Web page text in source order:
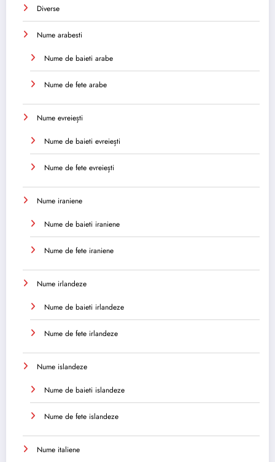
Diverse
Nume arabesti
Nume de baieti arabe
Nume de fete arabe
Nume evreiești
Nume de baieti evreiești
Nume de fete evreiești
Nume iraniene
Nume de baieti iraniene
Nume de fete iraniene
Nume irlandeze
Nume de baieti irlandeze
Nume de fete irlandeze
Nume islandeze
Nume de baieti islandeze
Nume de fete islandeze
Nume italiene